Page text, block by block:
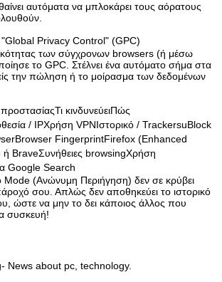
αυτόματα να μπλοκάρει τους αόρατους
Privacy Control" (GPC)
των σύγχρονων browsers (ή μέσω
το GPC. Στέλνει ένα αυτόματο σήμα στα
την πώληση ή το μοίρασμα των δεδομένων
κινδυνεύειΠώς
/ IPΧρήση VPNΙστορικό / TrackersuBlock
FingerprintFirefox (Enhanced
BraveΣυνήθειες browsingΧρήση
Google Search
(Ανώνυμη Περιήγηση) δεν σε κρύβει
σου. Απλώς δεν αποθηκεύει το ιστορικό
ώστε να μην το δει κάποιος άλλος που
συσκευή!
News about pc, technology.